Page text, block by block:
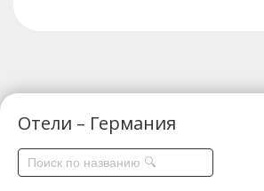
Отели – Германия